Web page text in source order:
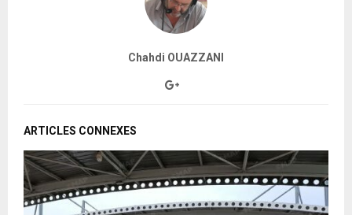
Chahdi OUAZZANI
ARTICLES CONNEXES